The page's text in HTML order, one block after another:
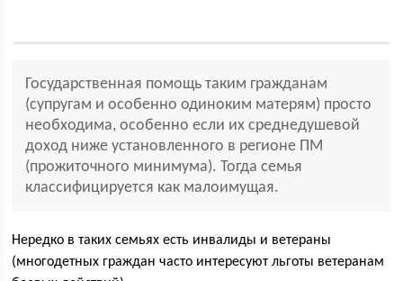
Государственная помощь таким гражданам
(супругам и особенно одиноким матерям) просто
необходима, особенно если их среднедушевой
доход ниже установленного в регионе ПМ
(прожиточного минимума). Тогда семья
классифицируется как малоимущая.
Нередко в таких семьях есть инвалиды и ветераны
(многодетных граждан часто интересуют льготы ветеранам